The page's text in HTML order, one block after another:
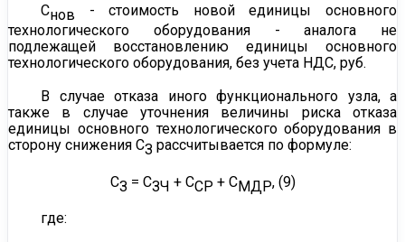
Снов - стоимость новой единицы основного
технологического оборудования - аналога не
подлежащей восстановлению единицы основного
технологического оборудования, без учета НДС, руб.
В случае отказа иного функционального узла, а
также в случае уточнения величины риска отказа
единицы основного технологического оборудования в
сторону снижения СЗ рассчитывается по формуле:
СЗ = СЗЧ + ССР + СМДР, (9)
где: